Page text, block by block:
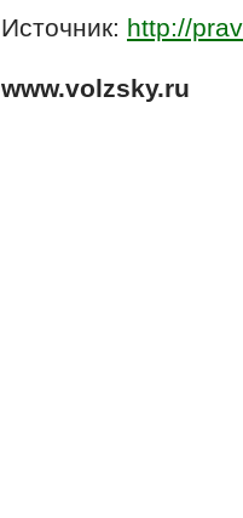
Источник: http://
www.volzsky.ru